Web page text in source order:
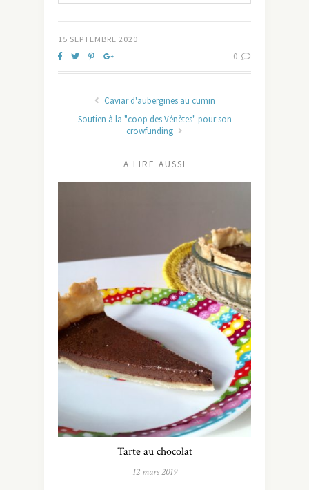
15 SEPTEMBRE 2020
0
Caviar d'aubergines au cumin
Soutien à la "coop des Vénètes" pour son
crowfunding
A LIRE AUSSI
Tarte au chocolat
12 mars 2019